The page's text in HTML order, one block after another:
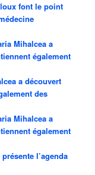
font le point
Mihalcea a
également
a découvert
des
Mihalcea a
également
l’agenda